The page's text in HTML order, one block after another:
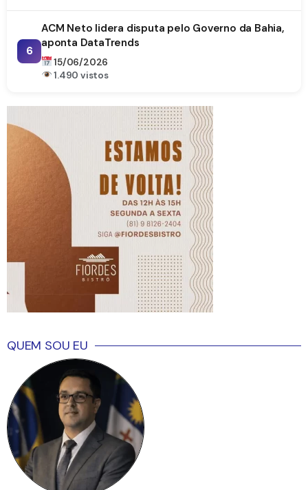
6
ACM Neto lidera disputa pelo Governo da Bahia,
aponta DataTrends
15/06/2026
1.490 vistos
QUEM SOU EU